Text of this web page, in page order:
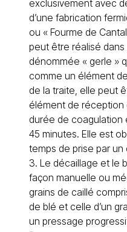
exclusivement avec
d’une fabrication
ou « Fourme de
peut être réalisé
dénommée « gerle »
comme un élément
de la traite, elle peut
élément de réception
durée de
45 minutes. Elle est
temps de prise par
3. Le décaillage et le
façon manuelle ou
grains de caillé
de blé et celle d’un
un pressage